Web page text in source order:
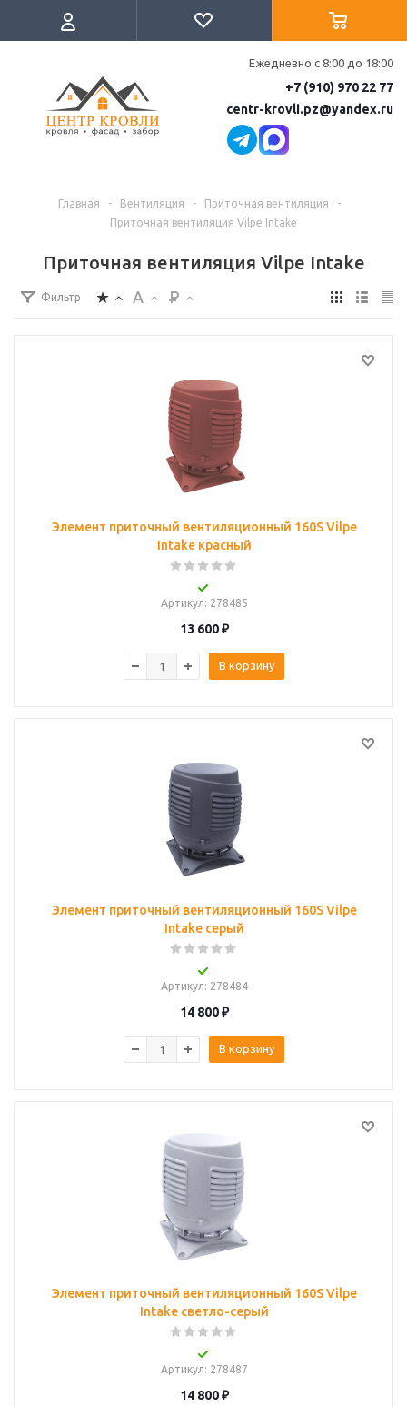
Ежедневно с 8:00 до 18:00
+7 (910) 970 22 77
centr-krovli.pz@yandex.ru
Главная - Вентиляция - Приточная вентиляция
-
Приточная вентиляция Vilpe Intake
Приточная вентиляция Vilpe Intake
Фильтр
Элемент приточный вентиляционный 160S Vilpe
Intake красный
Артикул: 278485
13 600₽
В корзину
Элемент приточный вентиляционный 160S Vilpe
Intake серый
Артикул: 278484
14 800₽
В корзину
Элемент приточный вентиляционный 160S Vilpe
Intake светло-серый
Артикул: 278487
14 800₽